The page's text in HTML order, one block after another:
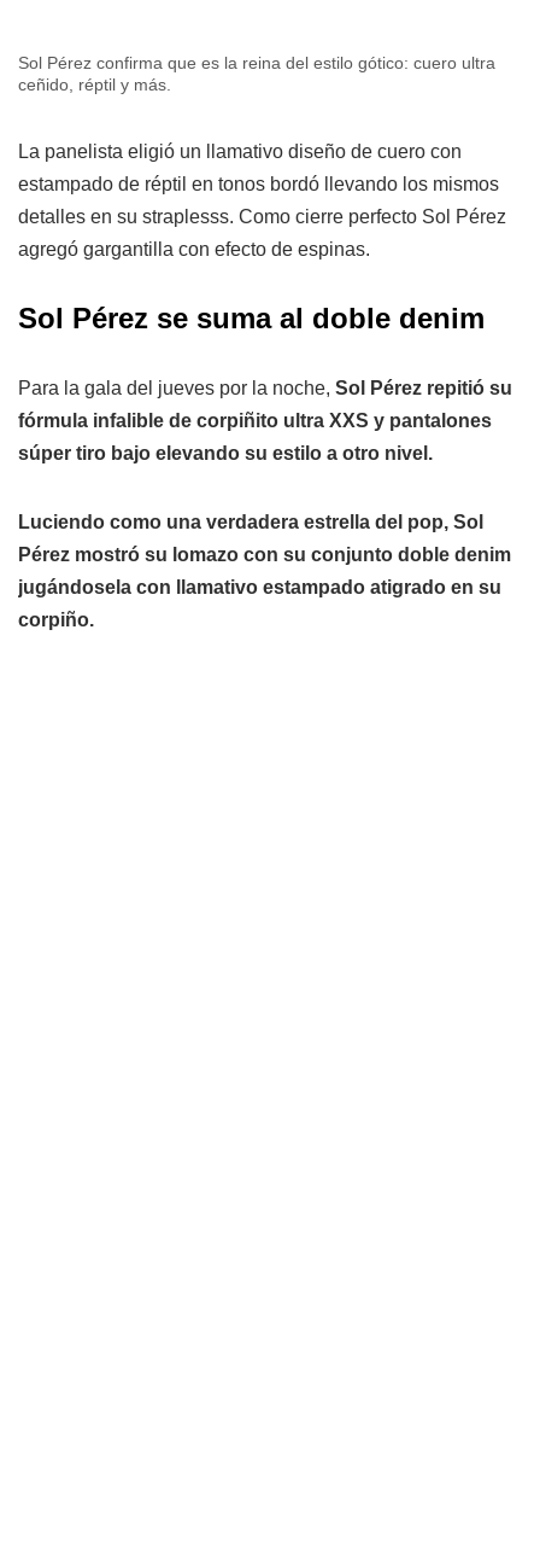
Sol Pérez confirma que es la reina del estilo gótico: cuero ultra
ceñido, réptil y más.
La panelista eligió un llamativo diseño de cuero con
estampado de réptil en tonos bordó llevando los mismos
detalles en su straplesss. Como cierre perfecto Sol Pérez
agregó gargantilla con efecto de espinas.
Sol Pérez se suma al doble denim
Para la gala del jueves por la noche, Sol Pérez repitió su
fórmula infalible de corpiñito ultra XXS y pantalones
súper tiro bajo elevando su estilo a otro nivel.
Luciendo como una verdadera estrella del pop, Sol
Pérez mostró su lomazo con su conjunto doble denim
jugándosela con llamativo estampado atigrado en su
corpiño.